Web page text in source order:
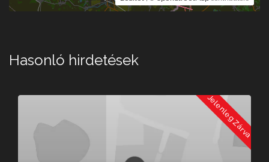
Hasonló hirdetések
Jelenleg Zárva